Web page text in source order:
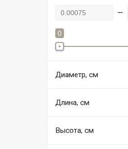
—
0
Диаметр, см
Длина, см
Высота, см